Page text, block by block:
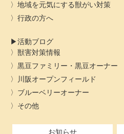
地域を元気にする獣がい対策
行政の方へ
活動ブログ
獣害対策情報
黒豆ファミリー・黒豆オーナー
川阪オープンフィールド
ブルーベリーオーナー
その他